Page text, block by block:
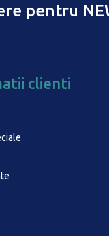
pentru
clienti